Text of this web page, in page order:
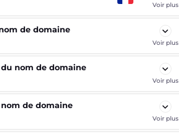
Voir plus
de domaine
Voir plus
nom de domaine
Voir plus
de domaine
Voir plus